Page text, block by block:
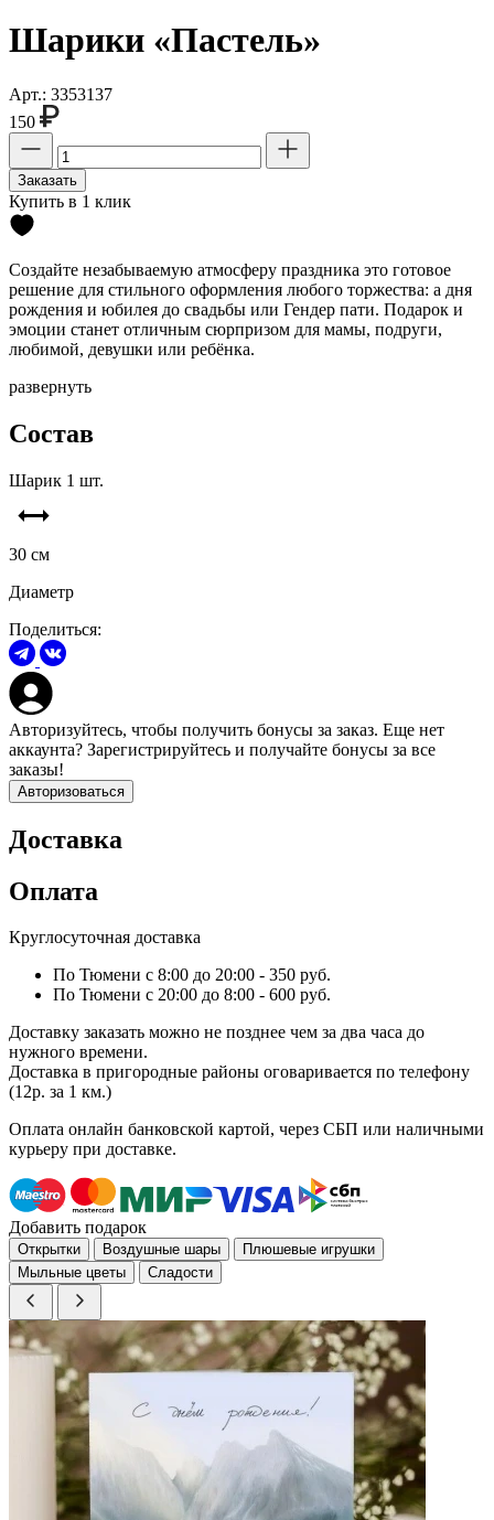
Шарики «Пастель»
Арт.: 3353137
150
Заказать
Купить в 1 клик
Создайте незабываемую атмосферу праздника это готовое
решение для стильного оформления любого торжества: а дня
рождения и юбилея до свадьбы или Гендер пати. Подарок и
эмоции станет отличным сюрпризом для мамы, подруги,
любимой, девушки или ребёнка.
развернуть
Состав
Шарик 1 шт.
30 см
Диаметр
Поделиться:
Авторизуйтесь, чтобы получить бонусы за заказ. Еще нет
аккаунта? Зарегистрируйтесь и получайте бонусы за все
заказы!
Авторизоваться
Доставка
Оплата
Круглосуточная доставка
По Тюмени с 8:00 до 20:00 - 350 руб.
По Тюмени с 20:00 до 8:00 - 600 руб.
Доставку заказать можно не позднее чем за два часа до
нужного времени.
Доставка в пригородные районы оговаривается по телефону
(12р. за 1 км.)
Оплата онлайн банковской картой, через СБП или наличными
курьеру при доставке.
Добавить подарок
Открытки Воздушные шары
Плюшевые игрушки
Мыльные цветы
Сладости